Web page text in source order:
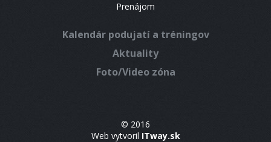
Prenájom
Kalendár podujatí a tréningov
Aktuality
Foto/Video zóna
© 2016
Web vytvoril ITway.sk